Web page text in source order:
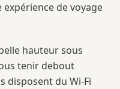
expérience de voyage
hauteur sous
tenir debout
disposent du Wi-Fi